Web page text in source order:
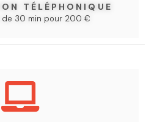
TÉLÉPHONIQUE​
de 30 min pour 200 €